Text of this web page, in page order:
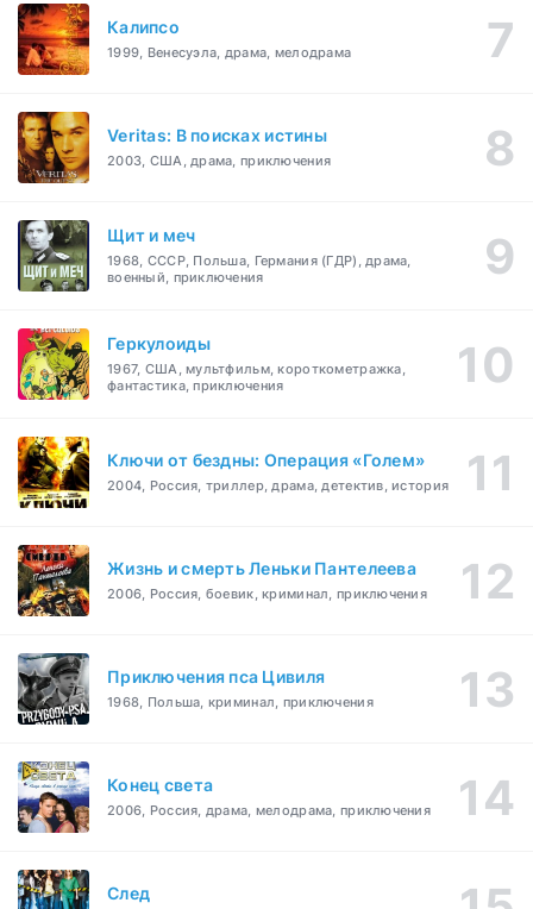
Калипсо
1999, Венесуэла, драма, мелодрама
Veritas: В поисках истины
2003, США, драма, приключения
Щит и меч
1968, СССР, Польша, Германия (ГДР), драма,
военный, приключения
Геркулоиды
1967, США, мультфильм, короткометражка,
фантастика, приключения
Ключи от бездны: Операция «Голем»
2004, Россия, триллер, драма, детектив, история
Жизнь и смерть Леньки Пантелеева
2006, Россия, боевик, криминал, приключения
Приключения пса Цивиля
1968, Польша, криминал, приключения
Конец света
2006, Россия, драма, мелодрама, приключения
След